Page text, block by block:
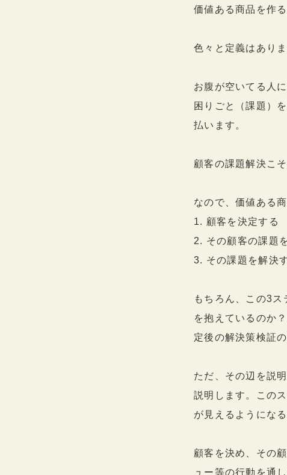
価値ある商品を作
色々と定義はありま
お腹が空いてる人
困りごと（課題）
払います。
顧客の課題解決こ
なので、価値ある
1. 顧客を決定する
2. その顧客の課題
3. その課題を解決
もちろん、この3ス
を抱えているのか
定後の解決策検証の
ただ、その辺を説
説明します。この
が見えるようにな
顧客を決め、その
ュー等の行動を通